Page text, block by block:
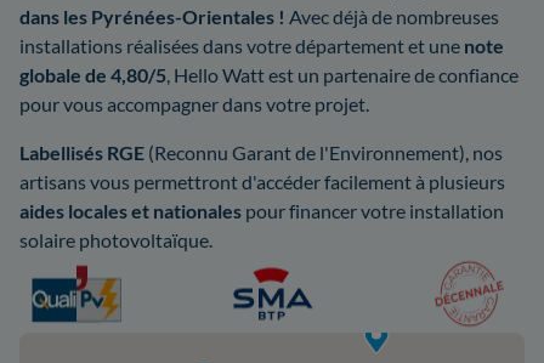
dans les Pyrénées-Orientales ! Avec déjà de nombreuses
installations réalisées dans votre département et une note
globale de 4,80/5 , Hello Watt est un partenaire de confiance
pour vous accompagner dans votre projet.
Labellisés RGE (Reconnu Garant de l'Environnement), nos
artisans vous permettront d'accéder facilement à plusieurs
aides locales et nationales pour financer votre installation
solaire photovoltaïque.